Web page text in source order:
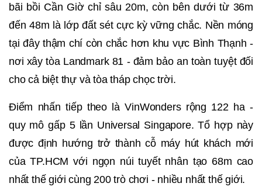
bãi bồi Cần Giờ chỉ sâu 20m, còn bên dưới từ 36m
đến 48m là lớp đất sét cực kỳ vững chắc. Nền móng
tại đây thậm chí còn chắc hơn khu vực Bình Thạnh -
nơi xây tòa Landmark 81 - đảm bảo an toàn tuyệt đối
cho cả biệt thự và tòa tháp chọc trời.
Điểm nhấn tiếp theo là VinWonders rộng 122 ha -
quy mô gấp 5 lần Universal Singapore. Tổ hợp này
được định hướng trở thành cỗ máy hút khách mới
của TP.HCM với ngọn núi tuyết nhân tạo 68m cao
nhất thế giới cùng 200 trò chơi - nhiều nhất thế giới.